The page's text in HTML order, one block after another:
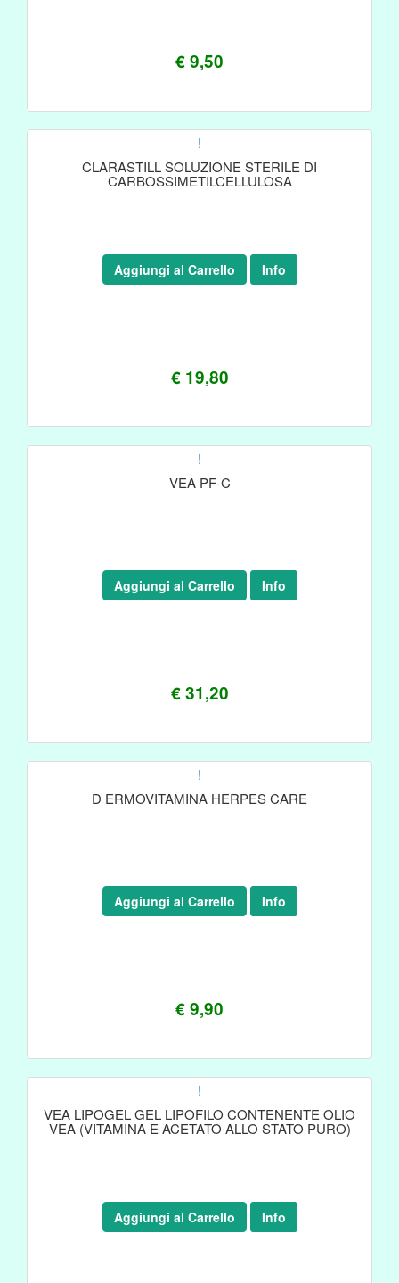
€ 9,50
!
CLARASTILL SOLUZIONE STERILE DI
CARBOSSIMETILCELLULOSA
€ 19,80
Aggiungi al Carrello Info
!
VEA PF-C
€ 31,20
Aggiungi al Carrello Info
!
D ERMOVITAMINA HERPES CARE
€ 9,90
Aggiungi al Carrello Info
!
VEA LIPOGEL GEL LIPOFILO CONTENENTE OLIO
VEA (VITAMINA E ACETATO ALLO STATO PURO)
Aggiungi al Carrello Info